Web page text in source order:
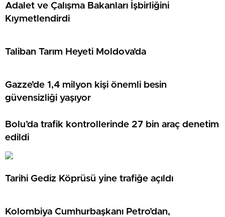
Adalet ve Çalışma Bakanları İşbirliğini
Kıymetlendirdi
Taliban Tarım Heyeti Moldova’da
Gazze’de 1,4 milyon kişi önemli besin
güvensizliği yaşıyor
Bolu’da trafik kontrollerinde 27 bin araç denetim
edildi
Tarihi Gediz Köprüsü yine trafiğe açıldı
Kolombiya Cumhurbaşkanı Petro’dan,